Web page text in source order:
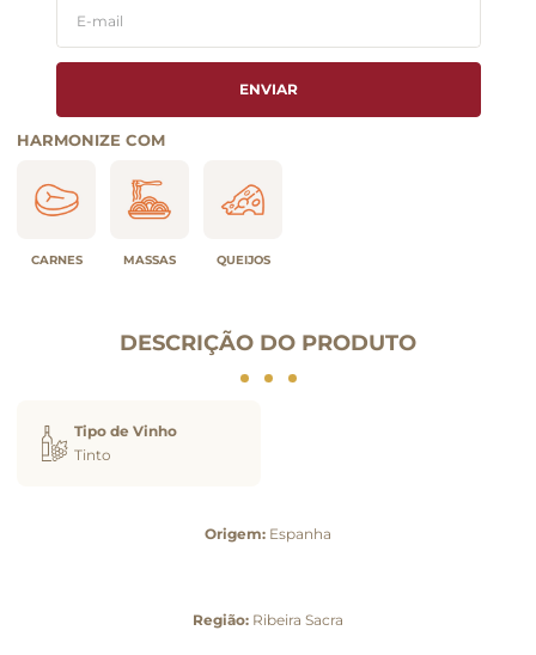
ENVIAR
HARMONIZE COM
CARNES MASSAS QUEIJOS
DESCRIÇÃO DO PRODUTO
Tipo de Vinho
Tinto
Origem: Espanha
Região: Ribeira Sacra